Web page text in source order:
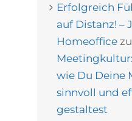
Erfolgreich
auf Distanz! –
Homeofficezu
wie Du Deine
sinnvoll und
gestaltest